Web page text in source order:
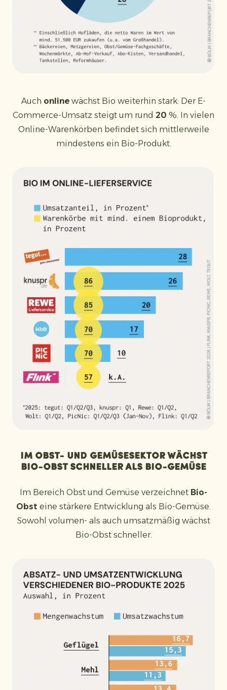
Auch online wächst Bio weiterhin stark: Der E-
Commerce-Umsatz steigt um rund 20 %. In vielen
Online-Warenkörben befindet sich mittlerweile
mindestens ein Bio-Produkt.
Im Obst- und Gemüsesektor wächst
Bio-Obst schneller als Bio-Gemüse
Im Bereich Obst und Gemüse verzeichnet Bio-
Obst eine stärkere Entwicklung als Bio-Gemüse.
Sowohl volumen- als auch umsatzmäßig wächst
Bio-Obst schneller.